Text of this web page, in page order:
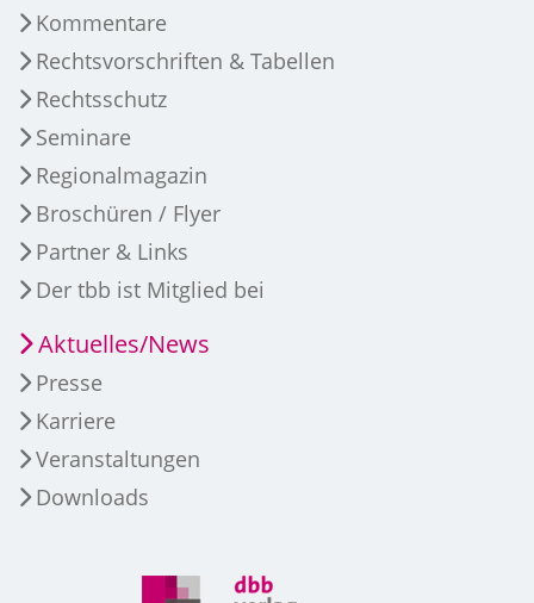
Kommentare
Rechtsvorschriften & Tabellen
Rechtsschutz
Seminare
Regionalmagazin
Broschüren / Flyer
Partner & Links
Der tbb ist Mitglied bei
Aktuelles/News
Presse
Karriere
Veranstaltungen
Downloads